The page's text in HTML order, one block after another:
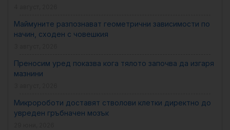
Маймуните разпознават геометрични зависимости по
начин, сходен с човешкия
Преносим уред показва кога тялото започва да изгаря
мазнини
Микророботи доставят стволови клетки директно до
увреден гръбначен мозък